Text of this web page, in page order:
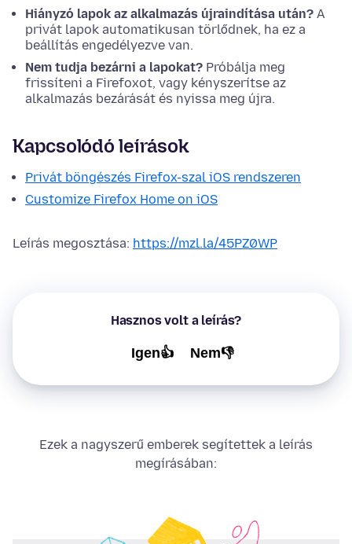
Hiányzó lapok az alkalmazás újraindítása után? A
privát lapok automatikusan törlődnek, ha ez a
beállítás engedélyezve van.
Nem tudja bezárni a lapokat? Próbálja meg
frissíteni a Firefoxot, vagy kényszerítse az
alkalmazás bezárását és nyissa meg újra.
Kapcsolódó leírások
Privát böngészés Firefox-szal iOS rendszeren
Customize Firefox Home on iOS
Leírás megosztása: https://mzl.la/45PZ0WP
Hasznos volt a leírás?
Igen👍 Nem👎
Ezek a nagyszerű emberek segítettek a leírás
megírásában: